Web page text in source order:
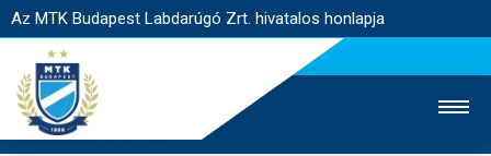
Az MTK Budapest Labdarúgó Zrt. hivatalos honlapja